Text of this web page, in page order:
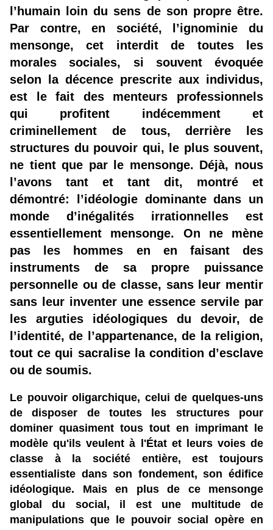
l’humain loin du sens de son propre être.
Par contre, en société, l’ignominie du
mensonge, cet interdit de toutes les
morales sociales, si souvent évoquée
selon la décence prescrite aux individus,
est le fait des menteurs professionnels
qui profitent indécemment et
criminellement de tous, derrière les
structures du pouvoir qui, le plus souvent,
ne tient que par le mensonge. Déjà, nous
l’avons tant et tant dit, montré et
démontré: l’idéologie dominante dans un
monde d’inégalités irrationnelles est
essentiellement mensonge. On ne mène
pas les hommes en en faisant des
instruments de sa propre puissance
personnelle ou de classe, sans leur mentir
sans leur inventer une essence servile par
les arguties idéologiques du devoir, de
l’identité, de l’appartenance, de la religion,
tout ce qui sacralise la condition d’esclave
ou de soumis.
Le pouvoir oligarchique, celui de quelques-uns
de disposer de toutes les structures pour
dominer quasiment tous tout en imprimant le
modèle qu'ils veulent à l'État et leurs voies de
classe à la société entière, est toujours
essentialiste dans son fondement, son édifice
idéologique. Mais en plus de ce mensonge
global du social, il est une multitude de
manipulations que le pouvoir social opère en